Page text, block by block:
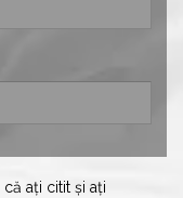
ați citit și ați